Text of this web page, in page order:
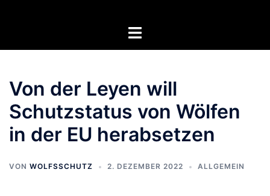
Menü
Von der Leyen will
Schutzstatus von Wölfen
in der EU herabsetzen
VON WOLFSSCHUTZ 2. DEZEMBER 2022 ALLGEMEIN